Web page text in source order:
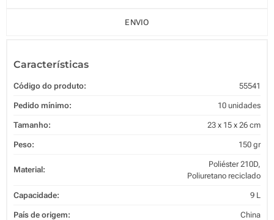
ENVIO
Características
Código do produto: 55541
Pedido mínimo: 10 unidades
Tamanho: 23 x 15 x 26 cm
Peso: 150 gr
Material:
Poliéster 210D,
Poliuretano reciclado
Capacidade: 9 L
País de origem: China